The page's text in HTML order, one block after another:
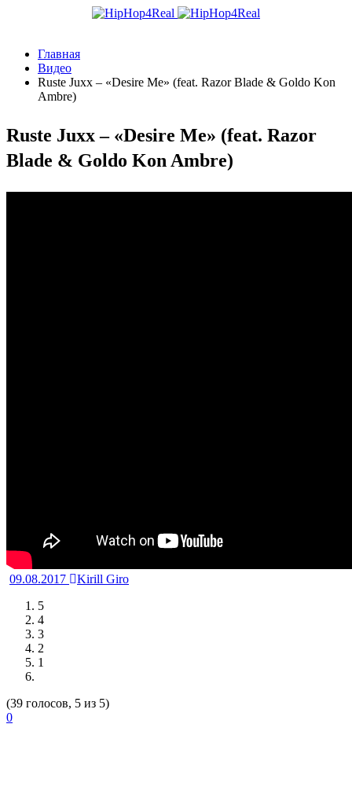
Главная
Видео
Ruste Juxx – «Desire Me» (feat. Razor Blade & Goldo Kon
Ambre)
Ruste Juxx – «Desire Me» (feat. Razor
Blade & Goldo Kon Ambre)
09.08.2017
Kirill Giro
5
4
3
2
1
(39 голосов, 5 из 5)
0